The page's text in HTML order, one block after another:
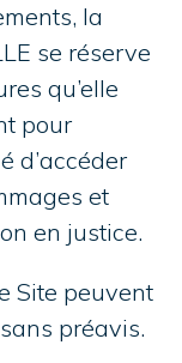
la
se réserve
qu’elle
pour
d’accéder
et
en justice.
Site peuvent
préavis.